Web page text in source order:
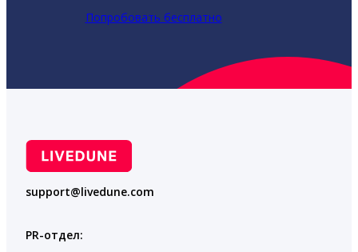
Попробовать бесплатно
support@livedune.com
PR-отдел: